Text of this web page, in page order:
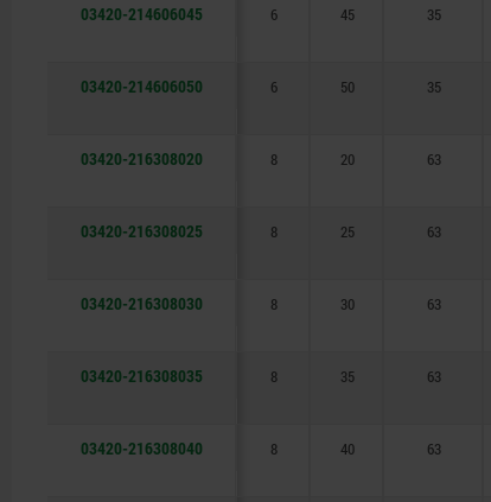
03420-214606045 6 45 35
03420-214606050 6 50 35
03420-216308020 8 20 63
03420-216308025 8 25 63
03420-216308030 8 30 63
03420-216308035 8 35 63
03420-216308040 8 40 63